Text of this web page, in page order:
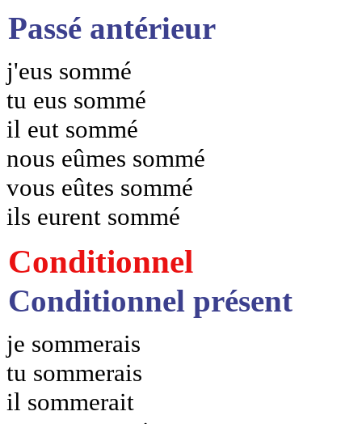
Passé antérieur
j'eus sommé
tu eus sommé
il eut sommé
nous eûmes sommé
vous eûtes sommé
ils eurent sommé
Conditionnel
Conditionnel présent
je sommerais
tu sommerais
il sommerait